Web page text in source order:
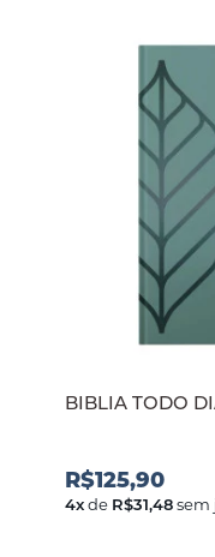
BIBLIA TODO
R$125,90
4xde R$31,48sem